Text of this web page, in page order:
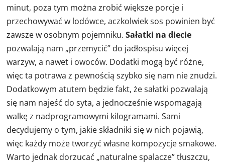
minut, poza tym można zrobić większe porcje i
przechowywać w lodówce, aczkolwiek sos powinien być
zawsze w osobnym pojemniku.Sałatki na diecie
pozwalają nam „przemycić” do jadłospisu więcej
warzyw, a nawet i owoców. Dodatki mogą być różne,
więc ta potrawa z pewnością szybko się nam nie znudzi.
Dodatkowym atutem będzie fakt, że sałatki pozwalają
się nam najeść do syta, a jednocześnie wspomagają
walkę z nadprogramowymi kilogramami. Sami
decydujemy o tym, jakie składniki się w nich pojawią,
więc każdy może tworzyć własne kompozycje smakowe.
Warto jednak dorzucać „naturalne spalacze” tłuszczu,